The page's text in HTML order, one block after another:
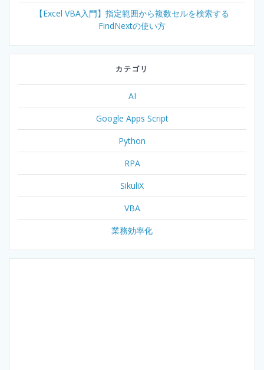
【Excel VBA入門】指定範囲から複数セルを検索する
FindNextの使い方
カテゴリ
AI
Google Apps Script
Python
RPA
SikuliX
VBA
業務効率化